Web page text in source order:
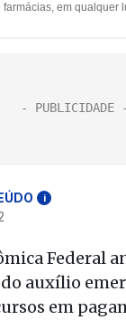
farmácias, em qualquer
i
Federal
auxílio
em